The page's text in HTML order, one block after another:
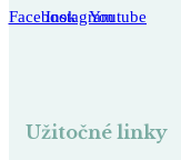
FacebookInstagramYoutube
Užitočné linky